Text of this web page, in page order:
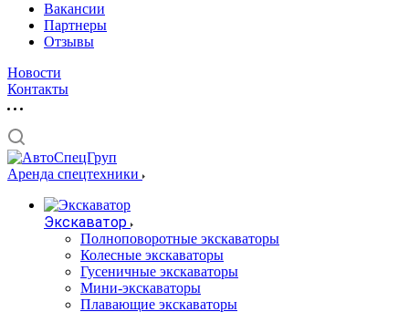
Вакансии
Партнеры
Отзывы
Новости
Контакты
Аренда спецтехники
Экскаватор
Полноповоротные экскаваторы
Колесные экскаваторы
Гусеничные экскаваторы
Мини-экскаваторы
Плавающие экскаваторы